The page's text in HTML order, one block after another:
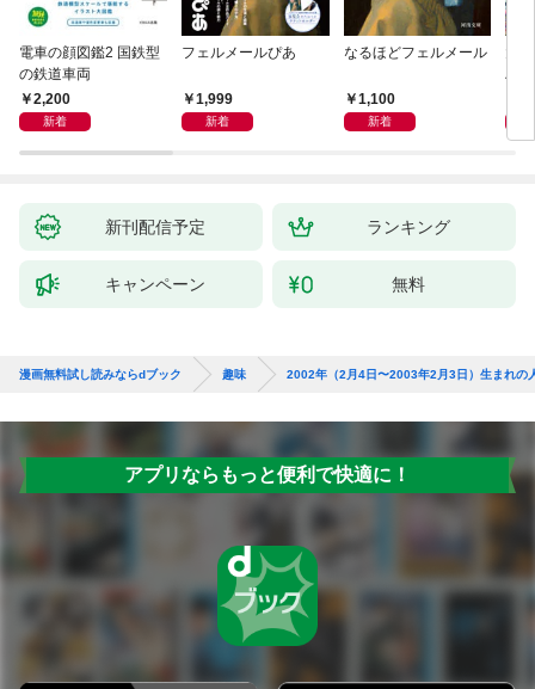
電車の顔図鑑2 国鉄型
の鉄道車両
2,200
新着
フェルメールぴあ
1,999
新着
なるほどフェルメール
1,100
新着
ハ
新刊配信予定 ランキング
キャンペーン 無料
漫画無料試し読みならdブック 趣味 2002年（2月4日〜2003年2月3日）生まれの
アプリならもっと便利で快適に！